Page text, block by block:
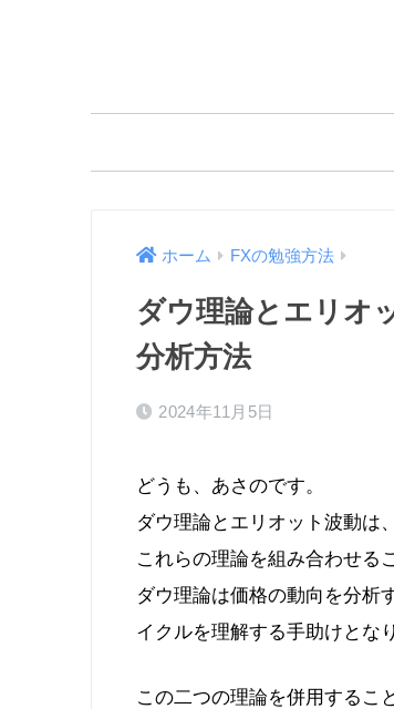
ホーム FXの勉強方法
ダウ理論とエリオ
分析方法
2024年11月5日
どうも、あさのです。
ダウ理論とエリオット波動は
これらの理論を組み合わせる
ダウ理論は価格の動向を分析
イクルを理解する手助けとな
この二つの理論を併用するこ